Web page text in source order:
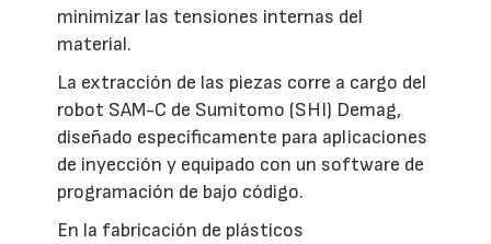
minimizar las tensiones internas del
material.
La extracción de las piezas corre a cargo del
robot SAM-C de Sumitomo (SHI) Demag,
diseñado específicamente para aplicaciones
de inyección y equipado con un software de
programación de bajo código.
En la fabricación de plásticos